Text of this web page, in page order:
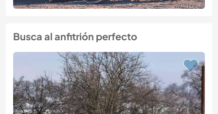
Busca al anfitrión perfecto